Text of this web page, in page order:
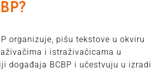
organizuje, pišu tekstove u okviru
i istraživačicama u
događaja BCBP i učestvuju u izradi